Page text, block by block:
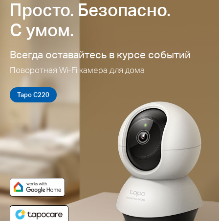
Просто. Безопасно.
С умом.
Всегда оставайтесь в курсе событий
Поворотная Wi-Fi камера для дома
Tapo C220